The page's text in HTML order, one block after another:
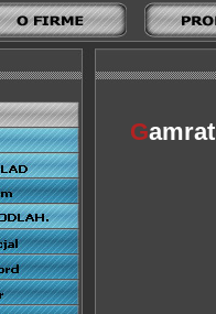
Gamrat